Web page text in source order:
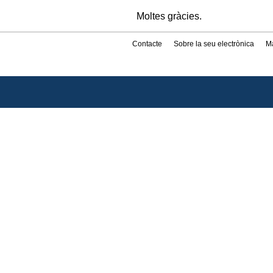
Moltes gràcies.
Contacte Sobre la seu electrònica